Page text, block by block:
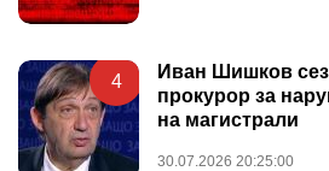
4
Иван Шишков
прокурор за
на магистрали
30.07.2026 20:25:00